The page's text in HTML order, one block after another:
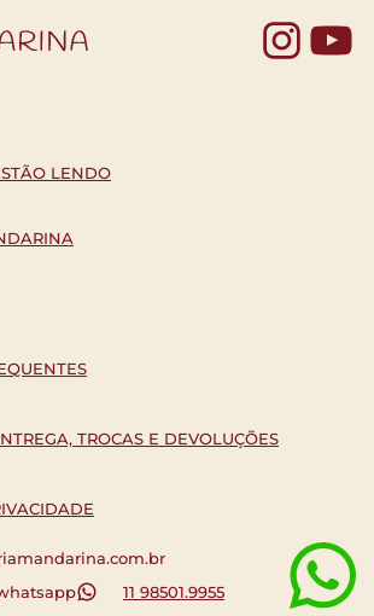
LENDO
TROCAS E DEVOLUÇÕES
11 98501.9955